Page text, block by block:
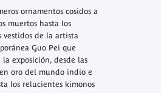
ornamentos cosidos a
muertos hasta los
vestidos de la artista
Guo Pei que
exposición, desde las
oro del mundo indio e
los relucientes kimonos